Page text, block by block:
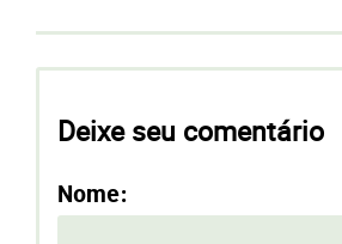
Deixe seu comentário
Nome: